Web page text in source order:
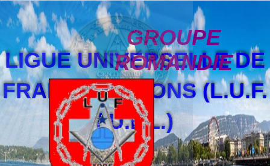
LIGUE UNIVERSELLE DE
FRANCS-MAÇONS (L.U.F.
/ U.F.L.)
GROUPE
ROMANDIE